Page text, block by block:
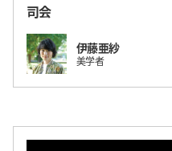
司会
伊藤亜紗
美学者